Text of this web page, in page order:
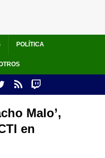
POLÍTICA
Malo’,
en